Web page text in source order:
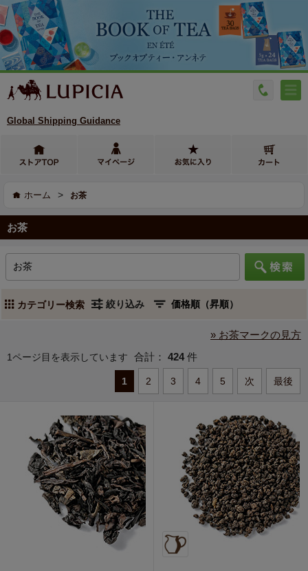
Global Shipping Guidance
ホーム > お茶
お茶
カテゴリー検索 絞り込み
» お茶マークの見方
1ページ目を表示しています 合計： 424件
1 2 3 4 5 次 最後